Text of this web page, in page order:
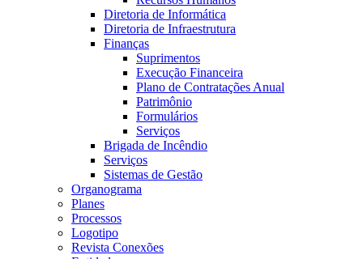
Diretoria de Informática
Diretoria de Infraestrutura
Finanças
Suprimentos
Execução Financeira
Plano de Contratações Anual
Patrimônio
Formulários
Serviços
Brigada de Incêndio
Serviços
Sistemas de Gestão
Organograma
Planes
Processos
Logotipo
Revista Conexões